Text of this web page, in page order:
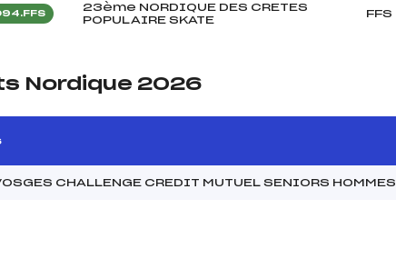
23ème NORDIQUE DES CRETES
POPULAIRE SKATE
FFS
Nordique 2026
CHALLENGE CREDIT MUTUEL SENIORS HOMMES